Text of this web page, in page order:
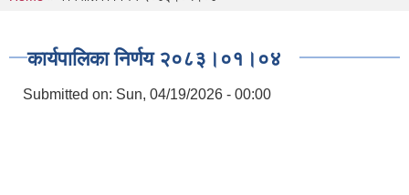
कार्यपालिका निर्णय २०८३।०१।०४
Submitted on: Sun, 04/19/2026 - 00:00